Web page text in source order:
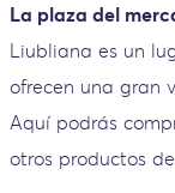
La plaza del
Liubliana es un
ofrecen una gran
Aquí podrás
otros productos